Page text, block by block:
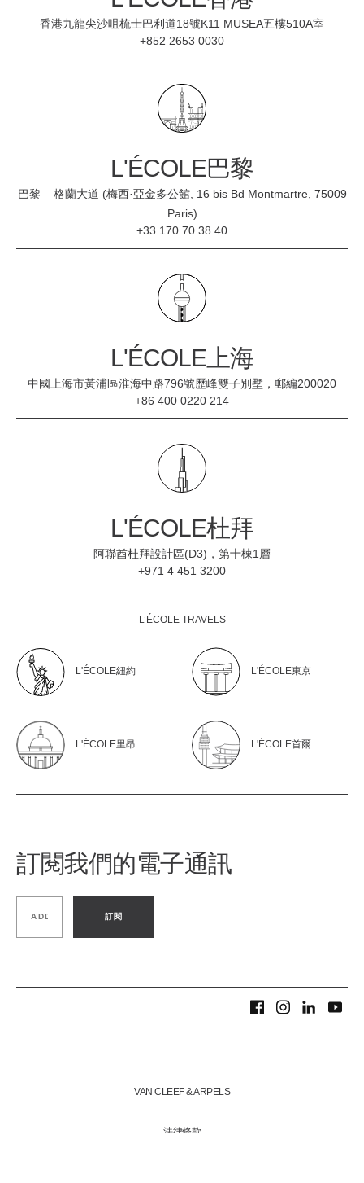
香港九龍尖沙咀梳士巴利道18號K11 MUSEA五樓510A室
+852 2653 0030
L'ÉCOLE巴黎
巴黎 – 格蘭大道 (梅西·亞金多公館, 16 bis Bd Montmartre, 75009
Paris)
+33 170 70 38 40
L'ÉCOLE上海
中國上海市黃浦區淮海中路796號歷峰雙子別墅，郵編200020
+86 400 0220 214
L'ÉCOLE杜拜
阿聯酋杜拜設計區(D3)，第十棟1層
+971 4 451 3200
L’ÉCOLE TRAVELS
L'ÉCOLE紐約 L'ÉCOLE東京
L'ÉCOLE里昂 L'ÉCOLE首爾
訂閱我們的電子通訊
訂閱
VAN CLEEF & ARPELS
法律條款